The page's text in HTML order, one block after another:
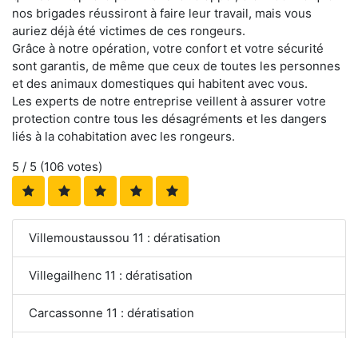
nos brigades réussiront à faire leur travail, mais vous
auriez déjà été victimes de ces rongeurs.
Grâce à notre opération, votre confort et votre sécurité
sont garantis, de même que ceux de toutes les personnes
et des animaux domestiques qui habitent avec vous.
Les experts de notre entreprise veillent à assurer votre
protection contre tous les désagréments et les dangers
liés à la cohabitation avec les rongeurs.
5 / 5 (106 votes)
Villemoustaussou 11 : dératisation
Villegailhenc 11 : dératisation
Carcassonne 11 : dératisation